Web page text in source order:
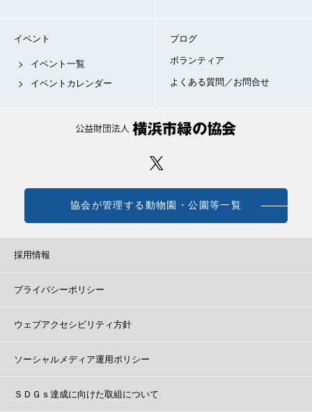
イベント
イベント一覧
イベントカレンダー
ブログ
ボランティア
よくある質問／お問合せ
協会が管理する動物園・公園等一覧
採用情報
プライバシーポリシー
ウェブアクセシビリティ方針
ソーシャルメディア運用ポリシー
ＳＤＧｓ達成に向けた取組について